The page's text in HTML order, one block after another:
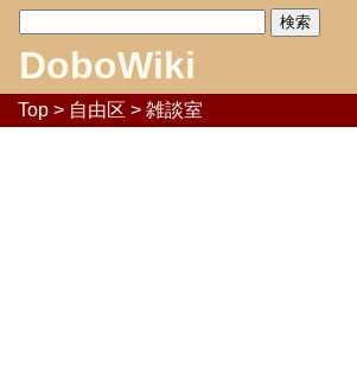
DoboWiki
Top > 自由区 > 雑談室